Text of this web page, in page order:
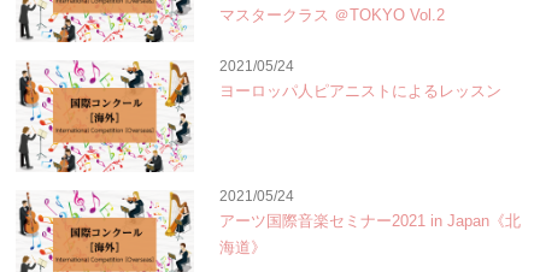
マスタークラス ＠TOKYO Vol.2
2021/05/24
ヨーロッパ人ピアニストによるレッスン
2021/05/24
アーツ国際音楽セミナー2021 in Japan《北
海道》